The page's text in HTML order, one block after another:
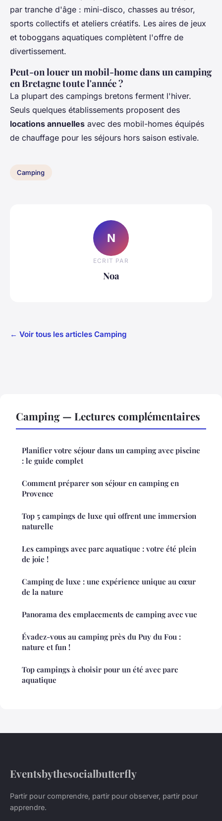
par tranche d'âge : mini-disco, chasses au trésor,
sports collectifs et ateliers créatifs. Les aires de jeux
et toboggans aquatiques complètent l'offre de
divertissement.
Peut-on louer un mobil-home dans un camping
en Bretagne toute l'année ?
La plupart des campings bretons ferment l'hiver.
Seuls quelques établissements proposent des
locations annuelles avec des mobil-homes équipés
de chauffage pour les séjours hors saison estivale.
Camping
N
ECRIT PAR
Noa
← Voir tous les articles Camping
Camping — Lectures complémentaires
Planifier votre séjour dans un camping avec piscine
: le guide complet
Comment préparer son séjour en camping en
Provence
Top 5 campings de luxe qui offrent une immersion
naturelle
Les campings avec parc aquatique : votre été plein
de joie !
Camping de luxe : une expérience unique au cœur
de la nature
Panorama des emplacements de camping avec vue
Évadez-vous au camping près du Puy du Fou :
nature et fun !
Top campings à choisir pour un été avec parc
aquatique
Eventsbythesocialbutterfly
Partir pour comprendre, partir pour observer, partir pour
apprendre.